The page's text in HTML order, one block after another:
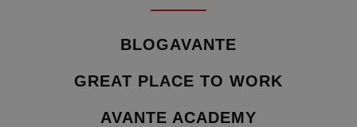
BLOGAVANTE
GREAT PLACE TO WORK
AVANTE ACADEMY